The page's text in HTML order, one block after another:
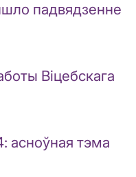
падвядзенне
Віцебскага
асноўная тэма